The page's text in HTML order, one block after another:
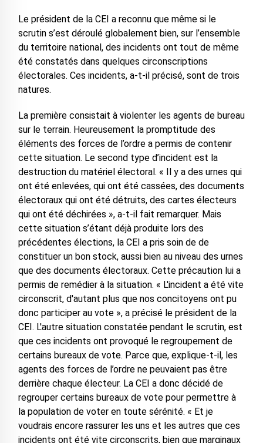
Le président de la CEI a reconnu que même si le
scrutin s’est déroulé globalement bien, sur l’ensemble
du territoire national, des incidents ont tout de même
été constatés dans quelques circonscriptions
électorales. Ces incidents, a-t-il précisé, sont de trois
natures.
La première consistait à violenter les agents de bureau
sur le terrain. Heureusement la promptitude des
éléments des forces de l’ordre a permis de contenir
cette situation. Le second type d’incident est la
destruction du matériel électoral. « Il y a des urnes qui
ont été enlevées, qui ont été cassées, des documents
électoraux qui ont été détruits, des cartes électeurs
qui ont été déchirées », a-t-il fait remarquer. Mais
cette situation s’étant déjà produite lors des
précédentes élections, la CEI a pris soin de de
constituer un bon stock, aussi bien au niveau des urnes
que des documents électoraux. Cette précaution lui a
permis de remédier à la situation. « L'incident a été vite
circonscrit, d'autant plus que nos concitoyens ont pu
donc participer au vote », a précisé le président de la
CEI. L'autre situation constatée pendant le scrutin, est
que ces incidents ont provoqué le regroupement de
certains bureaux de vote. Parce que, explique-t-il, les
agents des forces de l’ordre ne peuvaient pas être
derrière chaque électeur. La CEI a donc décidé de
regrouper certains bureaux de vote pour permettre à
la population de voter en toute sérénité. « Et je
voudrais encore rassurer les uns et les autres que ces
incidents ont été vite circonscrits, bien que marginaux